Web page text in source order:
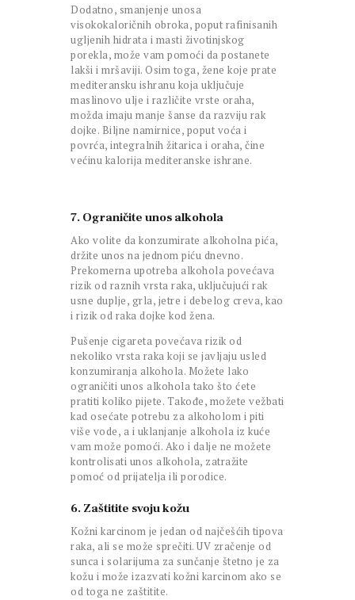
Dodatno, smanjenje unosa
visokokaloričnih obroka, poput rafinisanih
ugljenih hidrata i masti životinjskog
porekla, može vam pomoći da postanete
lakši i mršaviji. Osim toga, žene koje prate
mediteransku ishranu koja uključuje
maslinovo ulje i različite vrste oraha,
možda imaju manje šanse da razviju rak
dojke. Biljne namirnice, poput voća i
povrća, integralnih žitarica i oraha, čine
većinu kalorija mediteranske ishrane.
7. Ograničite unos alkohola
Ako volite da konzumirate alkoholna pića,
držite unos na jednom piću dnevno.
Prekomerna upotreba alkohola povećava
rizik od raznih vrsta raka, uključujući rak
usne duplje, grla, jetre i debelog creva, kao
i rizik od raka dojke kod žena.
Pušenje cigareta povećava rizik od
nekoliko vrsta raka koji se javljaju usled
konzumiranja alkohola. Možete lako
ograničiti unos alkohola tako što ćete
pratiti koliko pijete. Takođe, možete vežbati
kad osećate potrebu za alkoholom i piti
više vode, a i uklanjanje alkohola iz kuće
vam može pomoći. Ako i dalje ne možete
kontrolisati unos alkohola, zatražite
pomoć od prijatelja ili porodice.
6. Zaštitite svoju kožu
Kožni karcinom je jedan od najčešćih tipova
raka, ali se može sprečiti. UV zračenje od
sunca i solarijuma za sunčanje štetno je za
kožu i može izazvati kožni karcinom ako se
od toga ne zaštitite.